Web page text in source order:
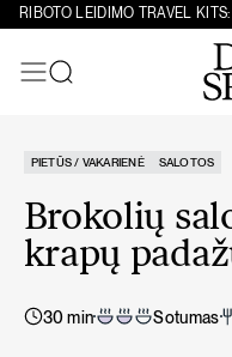
Eiti prie turinio
RIBOTO LEIDIMO TRAVEL
PIETŪS / VAKARIENĖ SALOTOS
Brokolių
krapų
30 min Sotumas